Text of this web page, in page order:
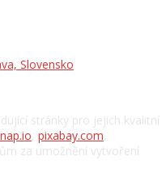
Slovensko
stránky pro jejich kvalitní
, pixabay.com,
za umožnění vytvoření